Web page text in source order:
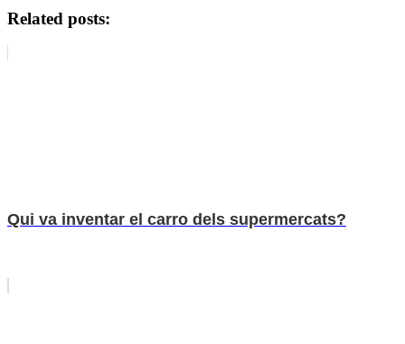
Related posts:
Qui va inventar el carro dels supermercats?